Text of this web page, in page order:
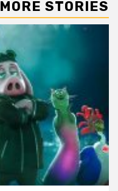
MORE STORIES